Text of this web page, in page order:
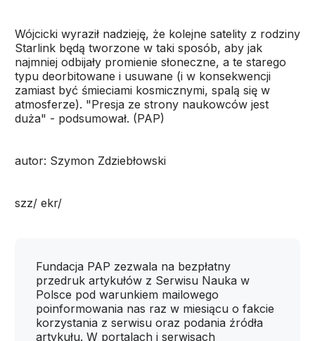
Wójcicki wyraził nadzieję, że kolejne satelity z rodziny
Starlink będą tworzone w taki sposób, aby jak
najmniej odbijały promienie słoneczne, a te starego
typu deorbitowane i usuwane (i w konsekwencji
zamiast być śmieciami kosmicznymi, spalą się w
atmosferze). "Presja ze strony naukowców jest
duża" - podsumował. (PAP)
autor: Szymon Zdziebłowski
szz/ ekr/
Fundacja PAP zezwala na bezpłatny
przedruk artykułów z Serwisu Nauka w
Polsce pod warunkiem mailowego
poinformowania nas raz w miesiącu o fakcie
korzystania z serwisu oraz podania źródła
artykułu. W portalach i serwisach